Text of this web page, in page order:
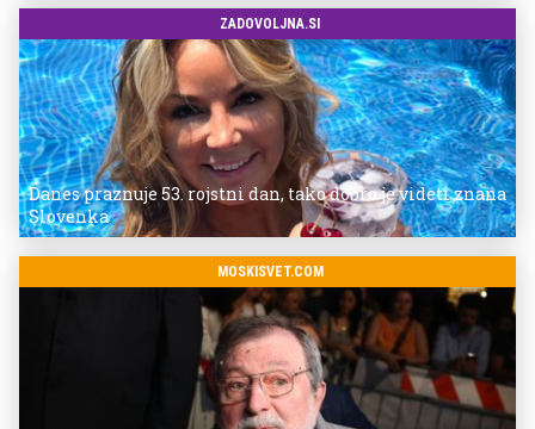
ZADOVOLJNA.SI
Danes praznuje 53. rojstni dan, tako dobro je videti znana
Slovenka
MOSKISVET.COM